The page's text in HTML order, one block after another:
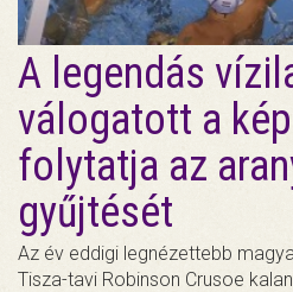
A legendás
válogatott a
folytatja az
gyűjtését
Az év eddigi legnézettebb
Tisza-tavi Robinson Crusoe